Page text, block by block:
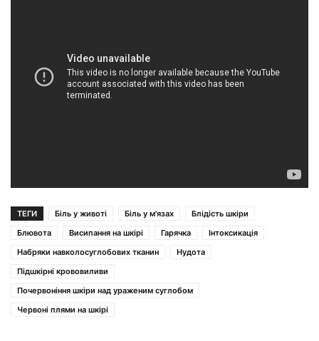
ТЕГИ Біль у животі Біль у м'язах
Блідість шкіри
Блювота
Висипання на шкірі Гарячка
Інтоксикація
Набряки навколосуглобових тканин
Нудота
Підшкірні крововиливи
Почервоніння шкіри над ураженим суглобом
Червоні плями на шкірі